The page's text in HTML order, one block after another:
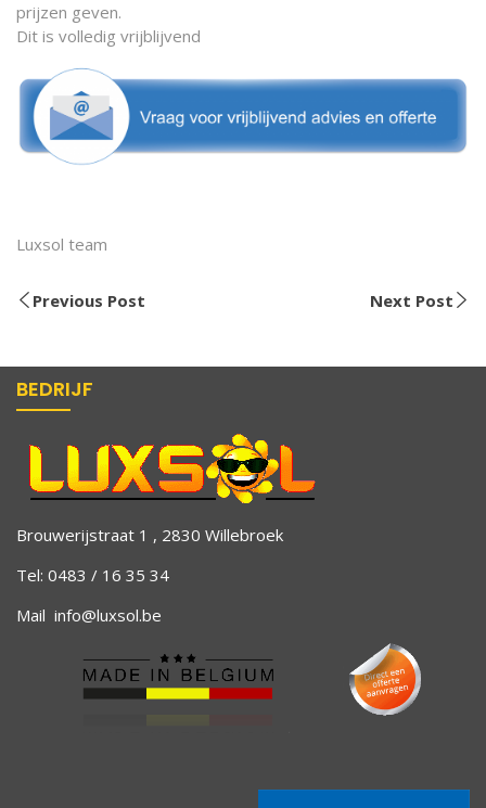
prijzen geven.
Dit is volledig vrijblijvend
Luxsol team
Previous Post Next Post
BEDRIJF
Brouwerijstraat 1 , 2830 Willebroek
Tel: 0483 / 16 35 34
Mail info@luxsol.be